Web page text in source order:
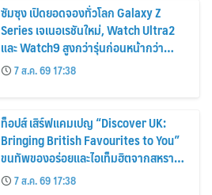
ซัมซุง เปิดยอดจองทั่วโลก Galaxy Z
Series เจเนอเรชันใหม่, Watch Ultra2
และ Watch9 สูงกว่ารุ่นก่อนหน้ากว่า
30%7 ส.ค. 69 17:38
ท็อปส์ เสิร์ฟแคมเปญ “Discover UK:
Bringing British Favourites to You”
ขนทัพของอร่อยและไอเท็มฮิตจากสหราช
อาณาจักร ส่งตรงถึงมือตั้งแต่วันนี้ – 18
7 ส.ค. 69 17:38